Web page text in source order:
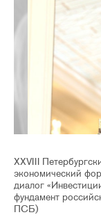
XXVIII
экономический
диалог
фундамент
ПСБ)